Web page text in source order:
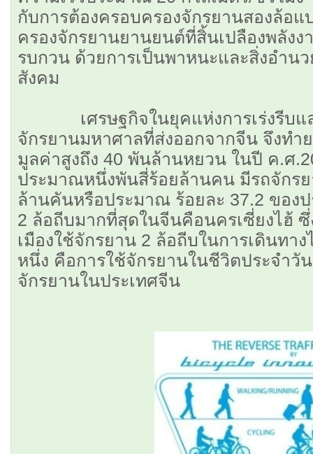
กับการต้องครอบครองจักรยานสองล้อ
ครองจักรยานยานยนต์ที่สิ้นเปลืองพลังง
รบกวน ด้วยการเป็นพาหนะและสิ่งอำน
สังคม
เศรษฐกิจในยุคแห่งการเร่งรีบแ
จักรยานมหาศาลที่ส่งออกจากจีน จึงท
มูลค่าสูงถึง 40 พันล้านหยวน ในปี ค.ศ
ประมาณหนึ่งพันสี่ร้อยล้านคน มีรถจักร
ล้านคันหรือประมาณ ร้อยละ 37.2 ของ
2 ล้อถีบมากที่สุดในจีนคือนครเซี่ยงไฮ้
เมืองใช้จักรยาน 2 ล้อถีบในการเดินทา
หนึ่ง คือการใช้จักรยานในชีวิตประจำวั
จักรยานในประเทศจีน